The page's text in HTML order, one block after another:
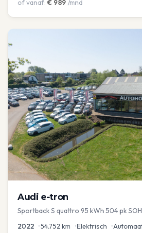
of vanaf: € 989 /mnd
Audi e-tron
Sportback S quattro 95 kWh 504 pk
2022 •54.752 km •Elektrisch •